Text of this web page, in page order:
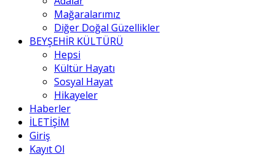
Mağaralarımız
Diğer Doğal Güzellikler
BEYŞEHİR KÜLTÜRÜ
Hepsi
Kültür Hayatı
Sosyal Hayat
Hikayeler
Haberler
İLETİŞİM
Giriş
Kayıt Ol